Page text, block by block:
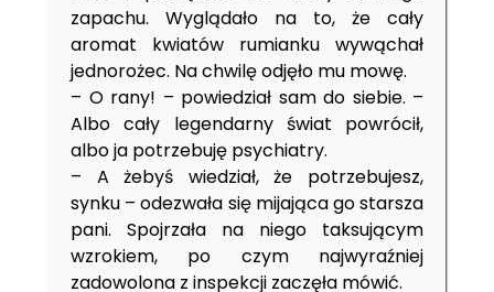
zapachu. Wyglądało na to, że cały
aromat kwiatów rumianku wywąchał
jednorożec. Na chwilę odjęło mu mowę.
– O rany! – powiedział sam do siebie. –
Albo cały legendarny świat powrócił,
albo ja potrzebuję psychiatry.
– A żebyś wiedział, że potrzebujesz,
synku – odezwała się mijająca go starsza
pani. Spojrzała na niego taksującym
wzrokiem, po czym najwyraźniej
zadowolona z inspekcji zaczęła mówić.